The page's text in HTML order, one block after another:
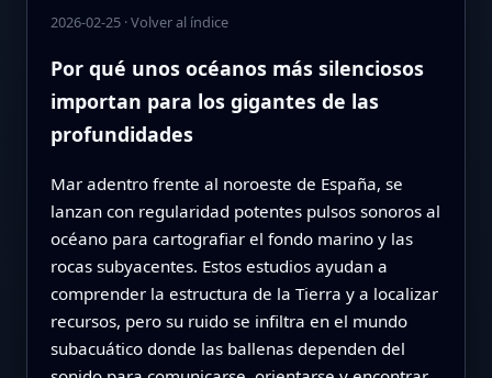
2026-02-25·Volver al índice
Por qué unos océanos más silenciosos
importan para los gigantes de las
profundidades
Mar adentro frente al noroeste de España, se
lanzan con regularidad potentes pulsos sonoros al
océano para cartografiar el fondo marino y las
rocas subyacentes. Estos estudios ayudan a
comprender la estructura de la Tierra y a localizar
recursos, pero su ruido se infiltra en el mundo
subacuático donde las ballenas dependen del